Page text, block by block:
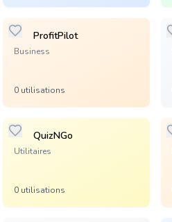
ProfitPilot
Business
0 utilisations
QuizNGo
Utilitaires
0 utilisations